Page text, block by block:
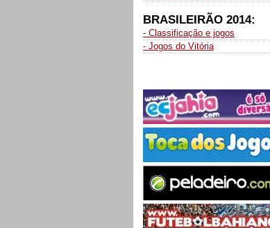
BRASILEIRÃO 2014:
- Classificação e jogos
- Jogos do Vitória